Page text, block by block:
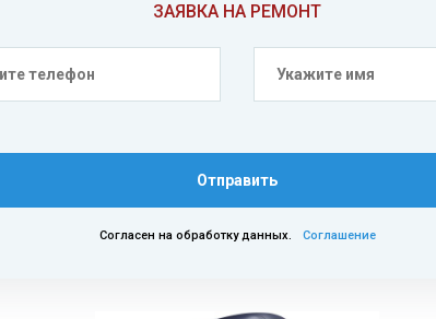
ЗАЯВКА НА РЕМОНТ
Отправить
Согласен на обработку данных. Соглашение